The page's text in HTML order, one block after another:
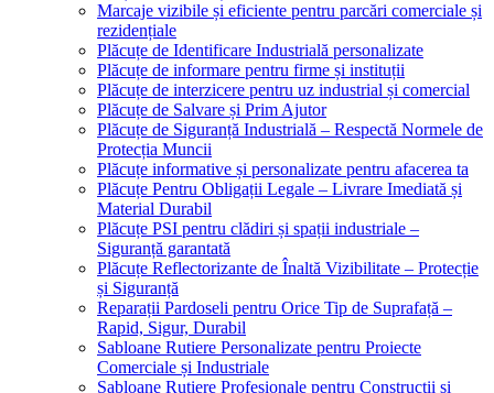
Marcaje vizibile și eficiente pentru parcări comerciale și
rezidențiale
Plăcuțe de Identificare Industrială personalizate
Plăcuțe de informare pentru firme și instituții
Plăcuțe de interzicere pentru uz industrial și comercial
Plăcuțe de Salvare și Prim Ajutor
Plăcuțe de Siguranță Industrială – Respectă Normele de
Protecția Muncii
Plăcuțe informative și personalizate pentru afacerea ta
Plăcuțe Pentru Obligații Legale – Livrare Imediată și
Material Durabil
Plăcuțe PSI pentru clădiri și spații industriale –
Siguranță garantată
Plăcuțe Reflectorizante de Înaltă Vizibilitate – Protecție
și Siguranță
Reparații Pardoseli pentru Orice Tip de Suprafață –
Rapid, Sigur, Durabil
Sabloane Rutiere Personalizate pentru Proiecte
Comerciale și Industriale
Sabloane Rutiere Profesionale pentru Construcții și